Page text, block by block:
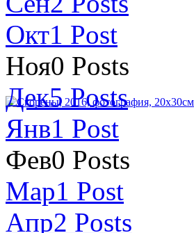
Окт1 Post
Ноя0 Posts
Дек5 Posts
Янв1 Post
Фев0 Posts
Мар1 Post
Апр2 Posts